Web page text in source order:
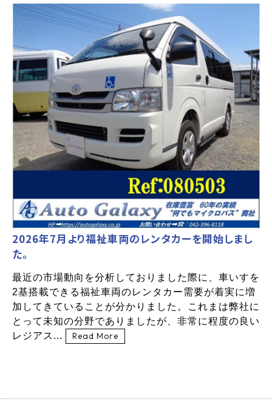
2026年7月より福祉車両のレンタカーを開始しまし
た。
最近の市場動向を分析しておりました際に、車いすを
2基搭載できる福祉車両のレンタカー需要が着実に増
加してきていることが分かりました。これまは弊社に
とって未知の分野でありましたが、非常に程度の良い
レジアス...
Read More